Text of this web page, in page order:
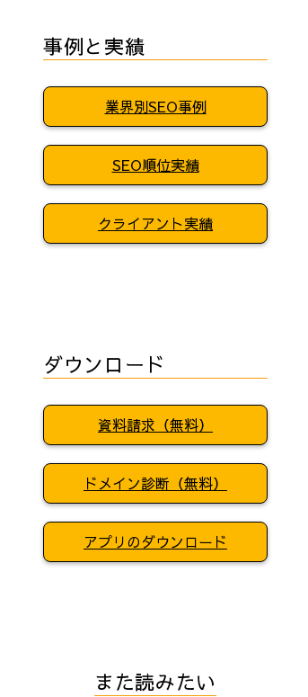
事例と実績
業界別SEO事例
SEO順位実績
クライアント実績
ダウンロード
資料請求（無料）
ドメイン診断（無料）
アプリのダウンロード
また読みたい